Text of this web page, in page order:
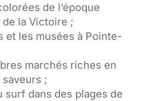
de l’époque
la Victoire ;
et les musées à Pointe-
marchés riches en
;
surf dans des plages de